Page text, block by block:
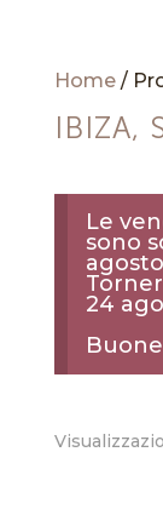
Home/
IBIZA,
Le
sono
24